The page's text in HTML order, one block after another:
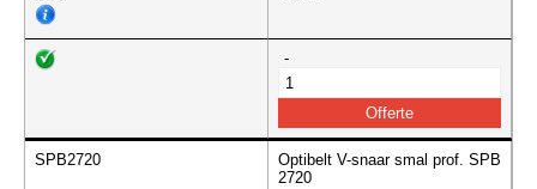
-
SPB2720
Optibelt V-snaar smal prof. SPB
2720